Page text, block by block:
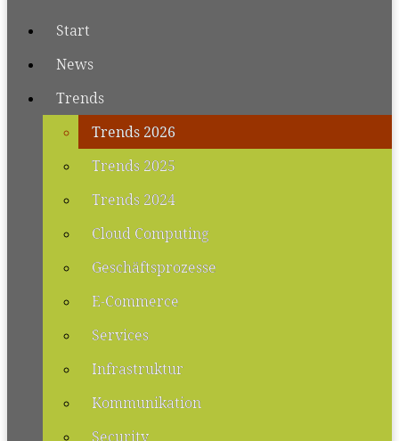
Start
News
Trends
Trends 2026
Trends 2025
Trends 2024
Cloud Computing
Geschäftsprozesse
E-Commerce
Services
Infrastruktur
Kommunikation
Security